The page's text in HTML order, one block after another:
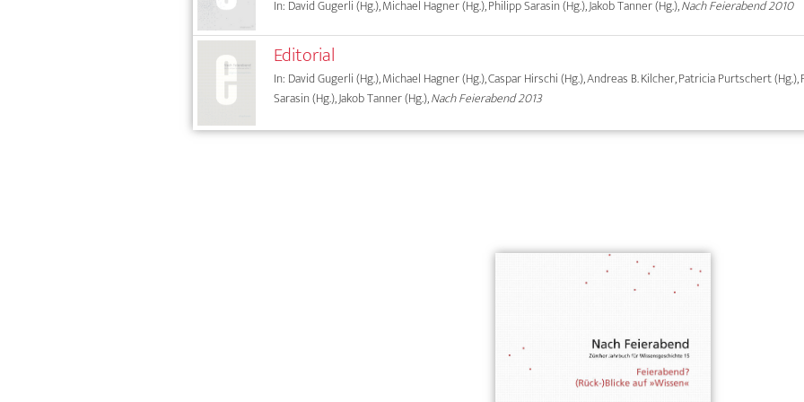
In: David Gugerli (Hg.), Michael Hagner (Hg.), Philipp Sarasin (Hg.), Jakob Tanner (Hg.),Nach Feierabend 2010
Editorial
In: David Gugerli (Hg.), Michael Hagner (Hg.), Caspar Hirschi (Hg.), Andreas B. Kilcher, Patricia Purtschert (Hg.),
Sarasin (Hg.), Jakob Tanner (Hg.),Nach Feierabend 2013